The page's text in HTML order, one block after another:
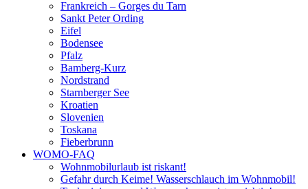
Frankreich – Gorges du Tarn
Sankt Peter Ording
Eifel
Bodensee
Pfalz
Bamberg-Kurz
Nordstrand
Starnberger See
Kroatien
Slovenien
Toskana
Fieberbrunn
WOMO-FAQ
Wohnmobilurlaub ist riskant!
Gefahr durch Keime! Wasserschlauch im Wohnmobil!